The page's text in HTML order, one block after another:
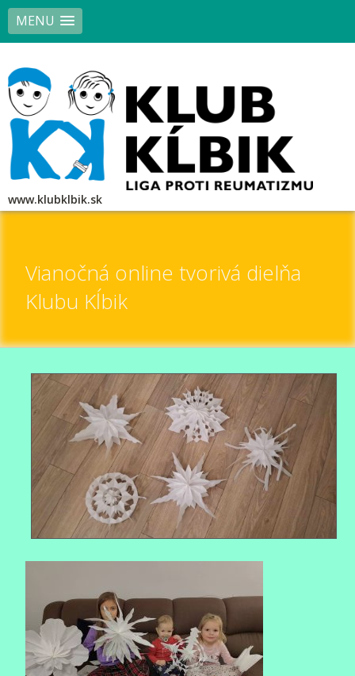
MENU
www.klubklbik.sk
Vianočná online tvorivá dielňa
Klubu Kĺbik